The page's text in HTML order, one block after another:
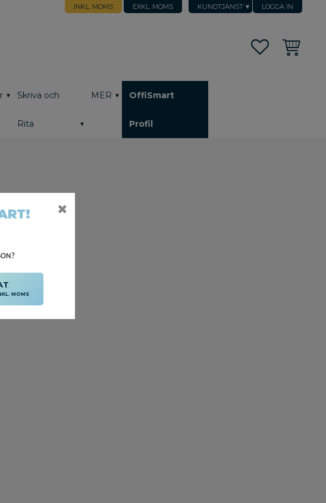
KUNDTJÄNST LOGGA IN
INKL. MOMS EXKL. MOMS
FavoriterKundvagn
Skriva och
Rita
MER OffiSmart
Profil
MOMS
✖